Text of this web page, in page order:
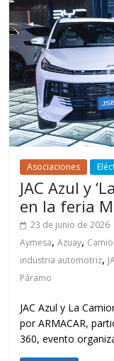
Asociaciones
JAC Azul y
en la feria
23 de junio de 2026
Aymesa,Azuay,
industria automotriz,
Páramo
JAC Azul y La
por ARMACAR,
360, evento